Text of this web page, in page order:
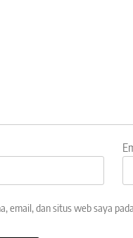
email, dan situs web saya